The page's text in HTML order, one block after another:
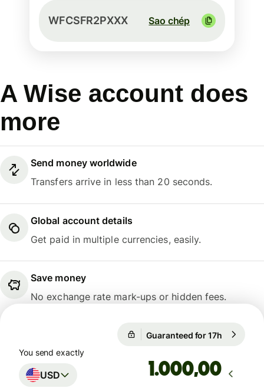
WFCSFR2PXXX Sao chép
A Wise account does
more
Send money worldwide
Transfers arrive in less than 20 seconds.
Global account details
Get paid in multiple currencies, easily.
Save money
No exchange rate mark-ups or hidden fees.
Guaranteed for 17h
You send exactly
USD ,00